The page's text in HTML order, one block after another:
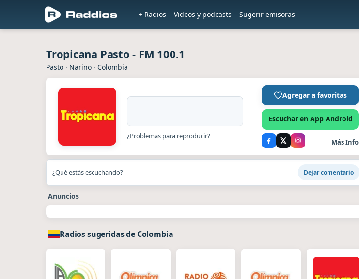
+ Radios Videos y podcasts Sugerir emisoras
Tropicana Pasto - FM 100.1
Pasto · Narino · Colombia
¿Problemas para reproducir?
Agregar a favoritas
Escuchar en App Android
Más Info
¿Qué estás escuchando? Dejar comentario
Anuncios
Radios sugeridas de Colombia